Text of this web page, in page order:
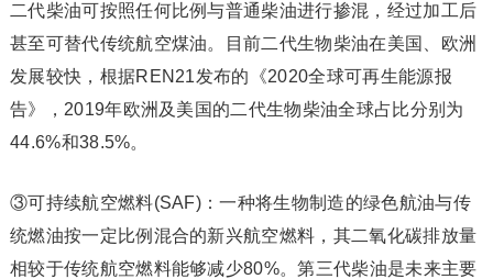
二代柴油可按照任何比例与普通柴油进行掺混，经过加工后
甚至可替代传统航空煤油。目前二代生物柴油在美国、欧洲
发展较快，根据REN21发布的《2020全球可再生能源报
告》，2019年欧洲及美国的二代生物柴油全球占比分别为
44.6%和38.5%。
③可持续航空燃料(SAF)：一种将生物制造的绿色航油与传
统燃油按一定比例混合的新兴航空燃料，其二氧化碳排放量
相较于传统航空燃料能够减少80%。第三代柴油是未来主要